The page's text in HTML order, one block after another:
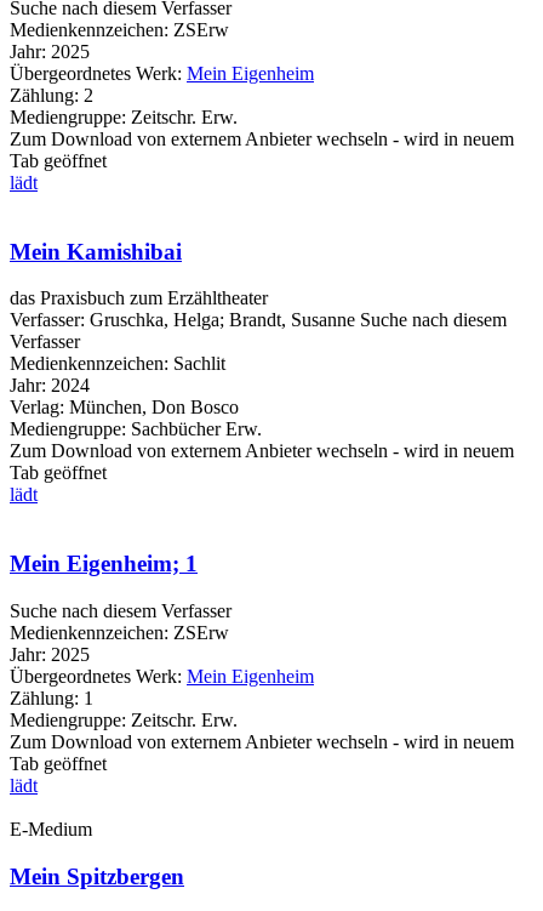
Suche nach diesem Verfasser
Medienkennzeichen: ZSErw
Jahr: 2025
Übergeordnetes Werk: Mein Eigenheim
Zählung: 2
Mediengruppe: Zeitschr. Erw.
Zum Download von externem Anbieter wechseln - wird in neuem
Tab geöffnet
lädt
Mein Kamishibai
das Praxisbuch zum Erzähltheater
Verfasser: Gruschka, Helga; Brandt, Susanne Suche nach diesem
Verfasser
Medienkennzeichen: Sachlit
Jahr: 2024
Verlag: München, Don Bosco
Mediengruppe: Sachbücher Erw.
Zum Download von externem Anbieter wechseln - wird in neuem
Tab geöffnet
lädt
Mein Eigenheim; 1
Suche nach diesem Verfasser
Medienkennzeichen: ZSErw
Jahr: 2025
Übergeordnetes Werk: Mein Eigenheim
Zählung: 1
Mediengruppe: Zeitschr. Erw.
Zum Download von externem Anbieter wechseln - wird in neuem
Tab geöffnet
lädt
E-Medium
Mein Spitzbergen